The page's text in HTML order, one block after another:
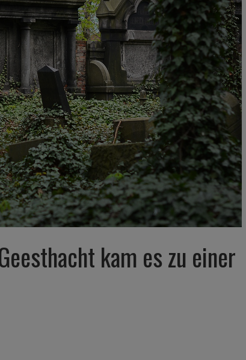
kam es zu einer